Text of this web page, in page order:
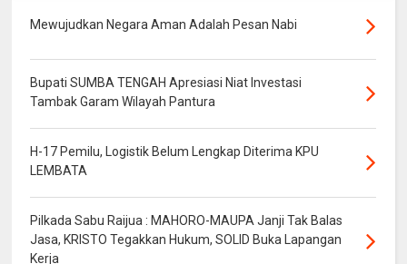
Mewujudkan Negara Aman Adalah Pesan Nabi
Bupati SUMBA TENGAH Apresiasi Niat Investasi
Tambak Garam Wilayah Pantura
H-17 Pemilu, Logistik Belum Lengkap Diterima KPU
LEMBATA
Pilkada Sabu Raijua : MAHORO-MAUPA Janji Tak Balas
Jasa, KRISTO Tegakkan Hukum, SOLID Buka Lapangan
Kerja